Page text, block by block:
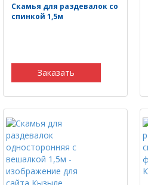
Скамья для раздевалок со
спинкой 1,5м
Заказать